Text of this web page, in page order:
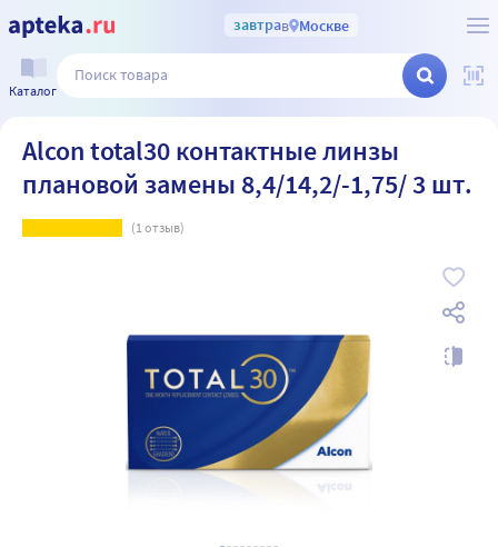
завтрав Москве
Каталог
Alcon total30 контактные линзы
плановой замены 8,4/14,2/-1,75/ 3 шт.
(1отзыв)